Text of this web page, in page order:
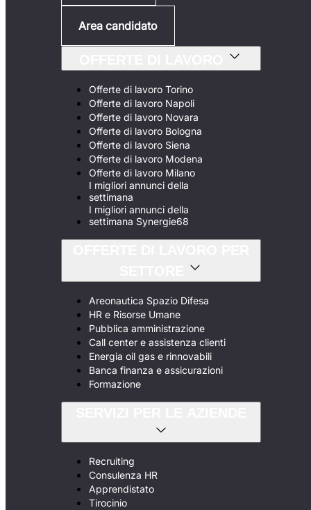
Area candidato
Offerte di lavoro Torino
Offerte di lavoro Napoli
Offerte di lavoro Novara
Offerte di lavoro Bologna
Offerte di lavoro Siena
Offerte di lavoro Modena
Offerte di lavoro Milano
I migliori annunci della
settimana
I migliori annunci della
settimana Synergie68
Areonautica Spazio Difesa
HR e Risorse Umane
Pubblica amministrazione
Call center e assistenza clienti
Energia oil gas e rinnovabili
Banca finanza e assicurazioni
Formazione
Recruiting
Consulenza HR
Apprendistato
Tirocinio